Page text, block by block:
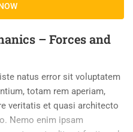
– Forces and
natus error sit voluptatem
totam rem aperiam,
veritatis et quasi architecto
Nemo enim ipsam